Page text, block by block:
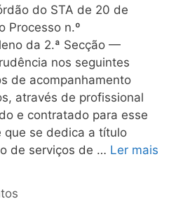
do STA de 20 de
Processo n.º
da 2.ª Secção —
nos seguintes
de acompanhamento
através de profissional
e contratado para esse
se dedica a título
de serviços de … Ler mais